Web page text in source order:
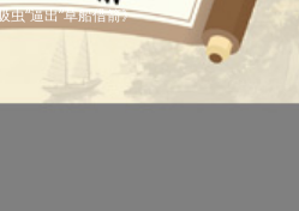
虫“逼出”草船借箭》